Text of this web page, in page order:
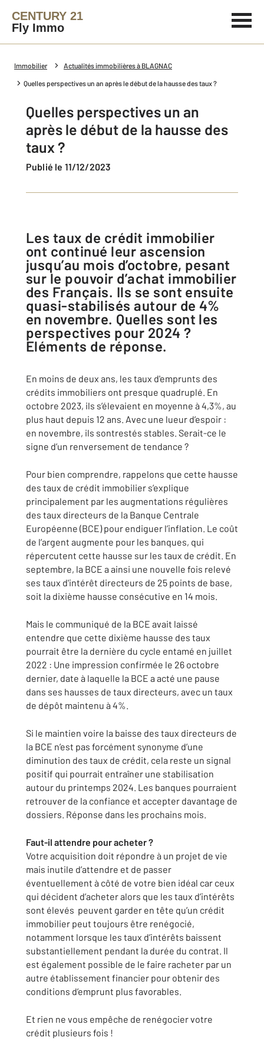
CENTURY 21
Fly Immo
Immobilier Actualités immobilières à BLAGNAC
Quelles perspectives un an après le début de la hausse des taux ?
Quelles perspectives un an
après le début de la hausse des
taux ?
Publié le 11/12/2023
Les taux de crédit immobilier
ont continué leur ascension
jusqu’au mois d’octobre, pesant
sur le pouvoir d’achat immobilier
des Français. Ils se sont ensuite
quasi-stabilisés autour de 4%
en novembre. Quelles sont les
perspectives pour 2024 ?
Eléments de réponse.
En moins de deux ans, les taux d'emprunts des
crédits immobiliers ont presque quadruplé. En
octobre 2023, ils s’élevaient en moyenne à 4,3%, au
plus haut depuis 12 ans. Avec une lueur d’espoir :
en novembre, ils sontrestés stables. Serait-ce le
signe d’un renversement de tendance ?
Pour bien comprendre, rappelons que cette hausse
des taux de crédit immobilier s’explique
principalement par les augmentations régulières
des taux directeurs de la Banque Centrale
Européenne (BCE) pour endiguer l’inflation. Le coût
de l’argent augmente pour les banques, qui
répercutent cette hausse sur les taux de crédit. En
septembre, la BCE a ainsi une nouvelle fois relevé
ses taux d'intérêt directeurs de 25 points de base,
soit la dixième hausse consécutive en 14 mois.
Mais le communiqué de la BCE avait laissé
entendre que cette dixième hausse des taux
pourrait être la dernière du cycle entamé en juillet
2022 : Une impression confirmée le 26 octobre
dernier, date à laquelle la BCE a acté une pause
dans ses hausses de taux directeurs, avec un taux
de dépôt maintenu à 4%.
Si le maintien voire la baisse des taux directeurs de
la BCE n’est pas forcément synonyme d’une
diminution des taux de crédit, cela reste un signal
positif qui pourrait entraîner une stabilisation
autour du printemps 2024. Les banques pourraient
retrouver de la confiance et accepter davantage de
dossiers. Réponse dans les prochains mois.
Faut-il attendre pour acheter ?
Votre acquisition doit répondre à un projet de vie
mais inutile d’attendre et de passer
éventuellement à côté de votre bien idéal car ceux
qui décident d’acheter alors que les taux d’intérêts
sont élevés peuvent garder en tête qu’un crédit
immobilier peut toujours être renégocié,
notamment lorsque les taux d’intérêts baissent
substantiellement pendant la durée du contrat. Il
est également possible de le faire racheter par un
autre établissement financier pour obtenir des
conditions d’emprunt plus favorables.
Et rien ne vous empêche de renégocier votre
crédit plusieurs fois !